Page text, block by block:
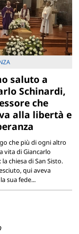
saluto a
Schinardi,
che
alla libertà e
che più di ogni altro
vita di Giancarlo
la chiesa di San Sisto.
qui aveva
sua fede...